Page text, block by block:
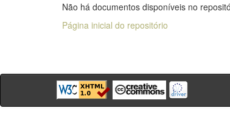
Não há documentos disponíveis no
Página inicial do repositório
Av.